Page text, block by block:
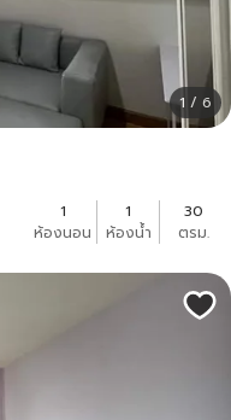
1 / 6
1
ห้องนอน
1
ห้องน้ำ
30
ตรม.